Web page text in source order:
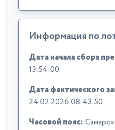
Информация по
Дата начала сбора
13:54:00
Дата фактического
24.02.2026 08:43:50
Часовой пояс: